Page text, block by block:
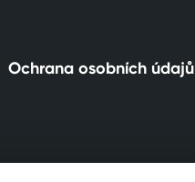
Ochrana osobních údajů